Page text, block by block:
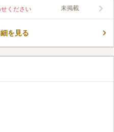
を収蔵するための厨子が重厚な墓石
候に左右されることなく快適な空間
せん。
ください 未掲載
を見る